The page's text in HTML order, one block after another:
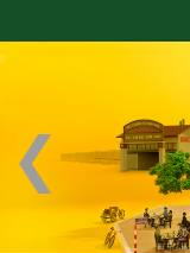
Prev